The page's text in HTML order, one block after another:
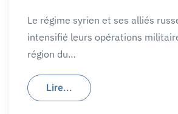
Le régime syrien et ses alliés
intensifié leurs opérations
région du…
Lire...